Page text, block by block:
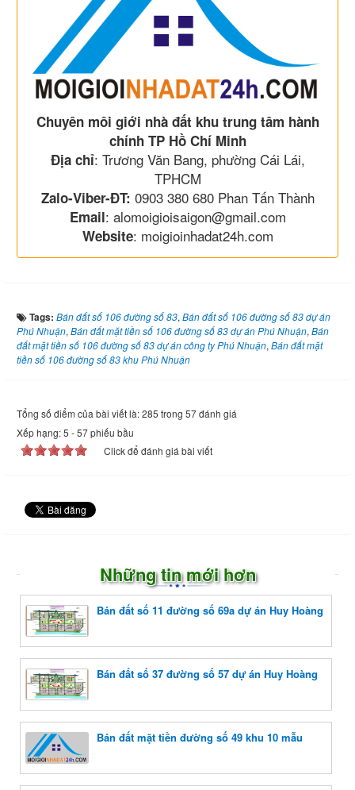
Chuyên môi giới nhà đất khu trung tâm hành
chính TP Hồ Chí Minh
Địa chỉ: Trương Văn Bang, phường Cái Lái,
TPHCM
Zalo-Viber-ĐT: 0903 380 680 Phan Tấn Thành
Email: alomoigioisaigon@gmail.com
Website: moigioinhadat24h.com
Tags: Bán đất số 106 đường số 83, Bán đất số 106 đường số 83 dự án
Phú Nhuận, Bán đất mặt tiền số 106 đường số 83 dự án Phú Nhuận, Bán
đất mặt tiền số 106 đường số 83 dự án công ty Phú Nhuận, Bán đất mặt
tiền số 106 đường số 83 khu Phú Nhuận
Tổng số điểm của bài viết là: 285 trong 57 đánh giá
Xếp hạng:5 -57phiếu bầu
Click để đánh giá bài viết
Những tin mới hơn
Bán đất số 11 đường số 69a dự án Huy Hoàng
Bán đất số 37 đường số 57 dự án Huy Hoàng
Bán đất mặt tiền đường số 49 khu 10 mẫu